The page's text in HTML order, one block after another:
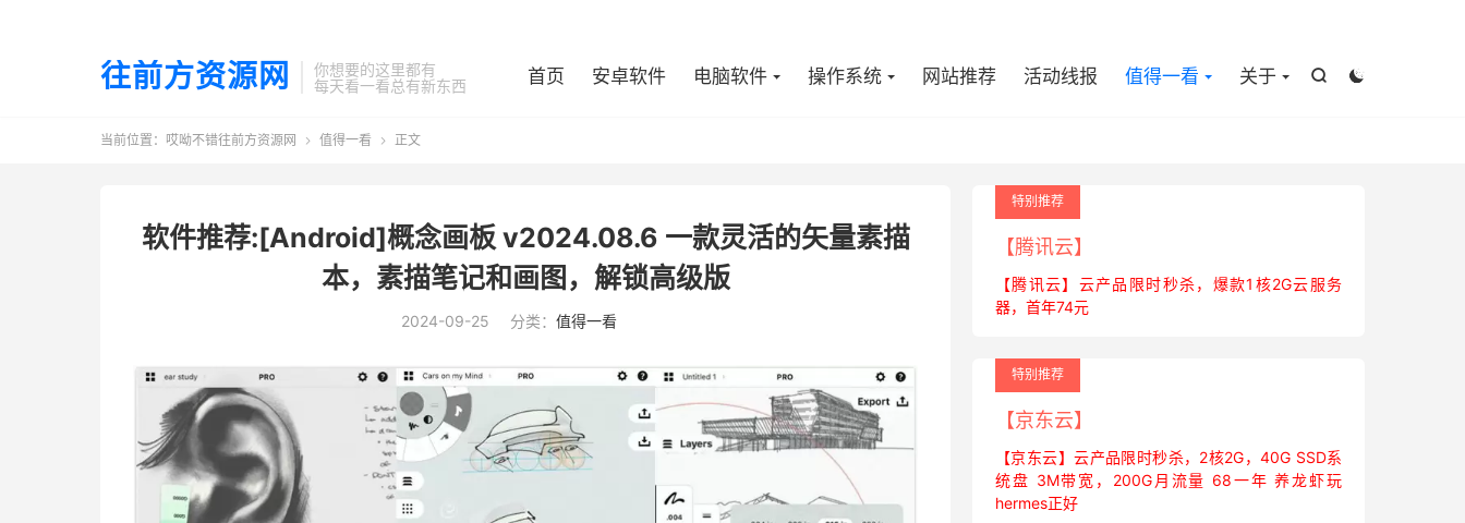
往前方资源网
你想要的这里都有
每天看一看总有新东西


首页 安卓软件 电脑软件 操作系统 网站推荐 活动线报 值得一看 关于
当前位置： 哎呦不错往前方资源网  值得一看  正文
软件推荐:[Android]概念画板 v2024.08.6 一款灵活的矢量素描
本，素描笔记和画图，解锁高级版
2024-09-25 分类： 值得一看
特别推荐
【腾讯云】
【腾讯云】云产品限时秒杀，爆款1核2G云服务
器，首年74元
特别推荐
【京东云】
【京东云】云产品限时秒杀，2核2G，40G SSD系
统盘 3M带宽，200G月流量 68一年 养龙虾玩
hermes正好